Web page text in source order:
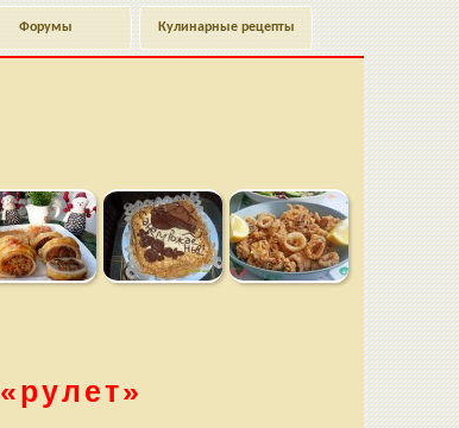
Кулинарные рецепты
Форумы
«рулет»